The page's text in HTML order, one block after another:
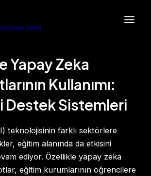
2024
Yapay Zeka
Kullanımı:
Destek Sistemleri
teknolojisinin farklı sektörlere
eğitim alanında da etkisini
ediyor. Özellikle yapay zeka
eğitim kurumlarının öğrencilere